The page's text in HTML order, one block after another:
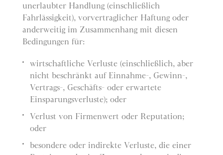
unerlaubter Handlung (einschließlich
Fahrlässigkeit), vorvertraglicher Haftung oder
anderweitig im Zusammenhang mit diesen
Bedingungen für:
wirtschaftliche Verluste (einschließlich, aber
nicht beschränkt auf Einnahme-, Gewinn-,
Vertrags-, Geschäfts- oder erwartete
Einsparungsverluste); oder
Verlust von Firmenwert oder Reputation;
oder
besondere oder indirekte Verluste, die einer